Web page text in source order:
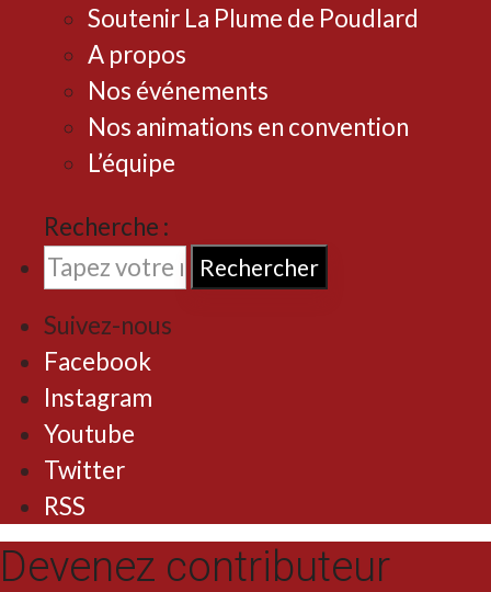
Soutenir La Plume de Poudlard
A propos
Nos événements
Nos animations en convention
L’équipe
Rechercher
Suivez-nous
Facebook
Instagram
Youtube
Twitter
RSS
Devenez contributeur